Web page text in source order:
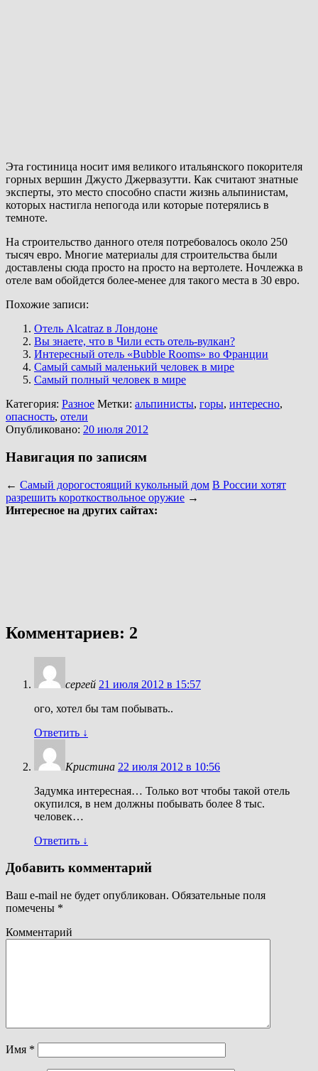
Эта гостиница носит имя великого итальянского покорителя
горных вершин Джусто Джервазутти. Как считают знатные
эксперты, это место способно спасти жизнь альпинистам,
которых настигла непогода или которые потерялись в
темноте.
На строительство данного отеля потребовалось около 250
тысяч евро. Многие материалы для строительства были
доставлены сюда просто на просто на вертолете. Ночлежка в
отеле вам обойдется более-менее для такого места в 30 евро.
Похожие записи:
Отель Alcatraz в Лондоне
Вы знаете, что в Чили есть отель-вулкан?
Интересный отель «Bubble Rooms» во Франции
Самый самый маленький человек в мире
Самый полный человек в мире
Категория: Разное Метки: альпинисты, горы, интересно,
опасность, отели
Опубликовано: 20 июля 2012
Навигация по записям
← Самый дорогостоящий кукольный дом В России хотят
разрешить короткоствольное оружие →
Интересное на других сайтах:
Комментариев: 2
сергей 21 июля 2012 в 15:57
ого, хотел бы там побывать..
Ответить ↓
Кристина 22 июля 2012 в 10:56
Задумка интересная… Только вот чтобы такой отель
окупился, в нем должны побывать более 8 тыс.
человек…
Ответить ↓
Добавить комментарий
Ваш e-mail не будет опубликован. Обязательные поля
помечены *
Комментарий
Имя *